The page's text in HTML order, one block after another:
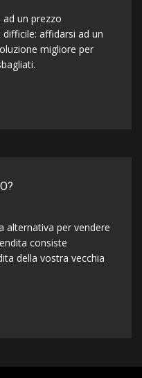
un prezzo
affidarsi ad un
migliore per
alternativa per vendere
consiste
della vostra vecchia